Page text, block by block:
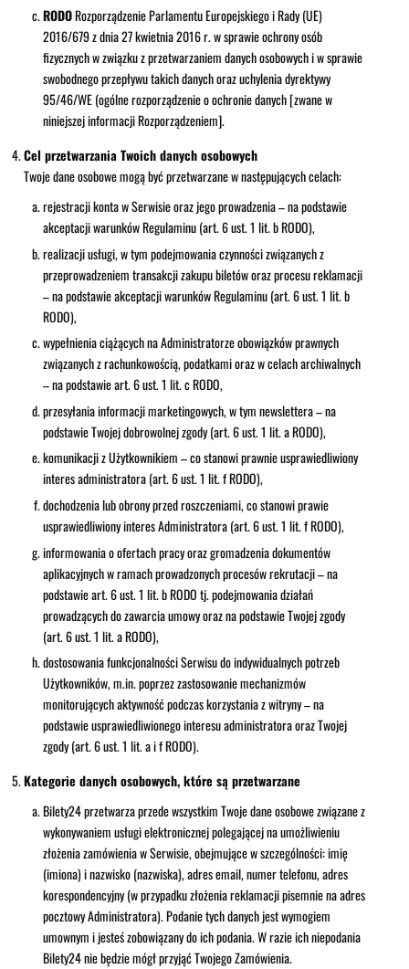
RODORozporządzenie Parlamentu Europejskiego i Rady (UE)
2016/679 z dnia 27 kwietnia 2016 r. w sprawie ochrony osób
fizycznych w związku z przetwarzaniem danych osobowych i w sprawie
swobodnego przepływu takich danych oraz uchylenia dyrektywy
95/46/WE (ogólne rozporządzenie o ochronie danych [zwane w
niniejszej informacji Rozporządzeniem].
Cel przetwarzania Twoich danych osobowych
Twoje dane osobowe mogą być przetwarzane w następujących celach:
rejestracji konta w Serwisie oraz jego prowadzenia – na podstawie
akceptacji warunków Regulaminu (art. 6 ust. 1 lit. b RODO),
realizacji usługi, w tym podejmowania czynności związanych z
przeprowadzeniem transakcji zakupu biletów oraz procesu reklamacji
– na podstawie akceptacji warunków Regulaminu (art. 6 ust. 1 lit. b
RODO),
wypełnienia ciążących na Administratorze obowiązków prawnych
związanych z rachunkowością, podatkami oraz w celach archiwalnych
– na podstawie art. 6 ust. 1 lit. c RODO,
przesyłania informacji marketingowych, w tym newslettera – na
podstawie Twojej dobrowolnej zgody (art. 6 ust. 1 lit. a RODO),
komunikacji z Użytkownikiem – co stanowi prawnie usprawiedliwiony
interes administratora (art. 6 ust. 1 lit. f RODO),
dochodzenia lub obrony przed roszczeniami, co stanowi prawie
usprawiedliwiony interes Administratora (art. 6 ust. 1 lit. f RODO),
informowania o ofertach pracy oraz gromadzenia dokumentów
aplikacyjnych w ramach prowadzonych procesów rekrutacji – na
podstawie art. 6 ust. 1 lit. b RODO tj. podejmowania działań
prowadzących do zawarcia umowy oraz na podstawie Twojej zgody
(art. 6 ust. 1 lit. a RODO),
dostosowania funkcjonalności Serwisu do indywidualnych potrzeb
Użytkowników, m.in. poprzez zastosowanie mechanizmów
monitorujących aktywność podczas korzystania z witryny – na
podstawie usprawiedliwionego interesu administratora oraz Twojej
zgody (art. 6 ust. 1 lit. a i f RODO).
Kategorie danych osobowych, które są przetwarzane
Bilety24 przetwarza przede wszystkim Twoje dane osobowe związane z
wykonywaniem usługi elektronicznej polegającej na umożliwieniu
złożenia zamówienia w Serwisie, obejmujące w szczególności: imię
(imiona) i nazwisko (nazwiska), adres email, numer telefonu, adres
korespondencyjny (w przypadku złożenia reklamacji pisemnie na adres
pocztowy Administratora). Podanie tych danych jest wymogiem
umownym i jesteś zobowiązany do ich podania. W razie ich niepodania
Bilety24 nie będzie mógł przyjąć Twojego Zamówienia.